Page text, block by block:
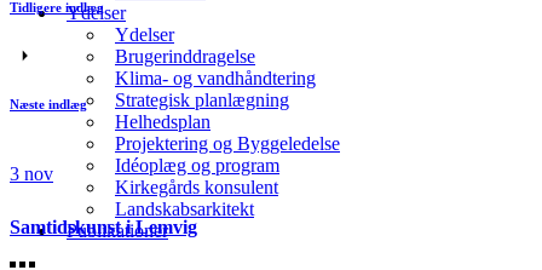
Ydelser
Ydelser
Brugerinddragelse
Klima- og vandhåndtering
Strategisk planlægning
Helhedsplan
Projektering og Byggeledelse
Idéoplæg og program
Kirkegårds konsulent
Landskabsarkitekt
Publikationer
Tidligere indlæg
Næste indlæg
3 nov
Samtidskunst i Lemvig